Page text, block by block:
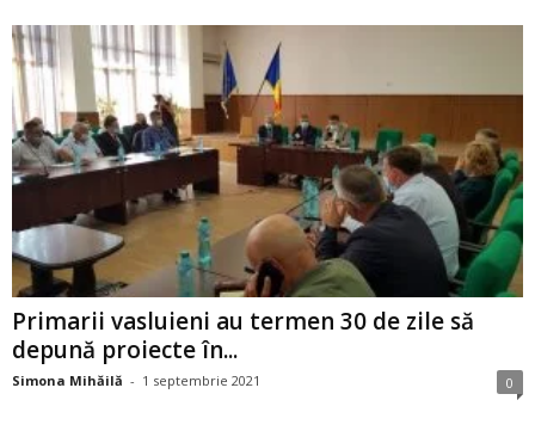
Primarii vasluieni au termen 30 de zile să
depună proiecte în...
Simona Mihăilă - 1 septembrie 2021 0